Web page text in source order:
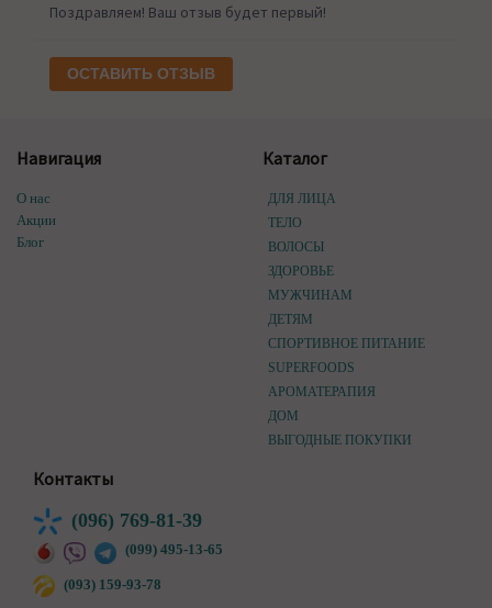
Поздравляем! Ваш отзыв будет первый!
ОСТАВИТЬ ОТЗЫВ
Навигация
О нас
Акции
Блог
Каталог
ДЛЯ ЛИЦА
ТЕЛО
ВОЛОСЫ
ЗДОРОВЬЕ
МУЖЧИНАМ
ДЕТЯМ
СПОРТИВНОЕ ПИТАНИЕ
SUPERFOODS
АРОМАТЕРАПИЯ
ДОМ
ВЫГОДНЫЕ ПОКУПКИ
Контакты
(096) 769-81-39
(099) 495-13-65
(093) 159-93-78